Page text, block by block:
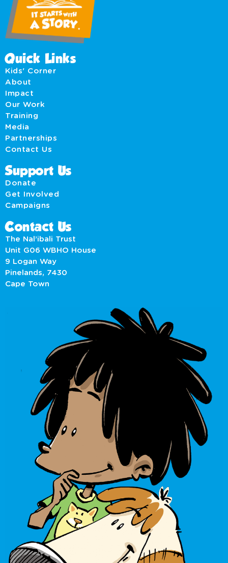
Quick Links
Kids' Corner
About
Impact
Our Work
Training
Media
Partnerships
Contact Us
Support Us
Donate
Get Involved
Campaigns
Contact Us
The Nal’ibali Trust
Unit G06 WBHO House
9 Logan Way
Pinelands, 7430
Cape Town